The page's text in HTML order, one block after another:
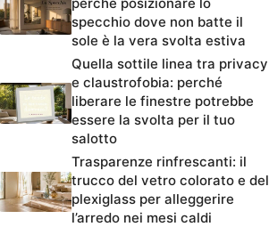
specchio dove non batte il
sole è la vera svolta estiva
Quella sottile linea tra privacy
e claustrofobia: perché
liberare le finestre potrebbe
essere la svolta per il tuo
salotto
Trasparenze rinfrescanti: il
trucco del vetro colorato e del
plexiglass per alleggerire
l’arredo nei mesi caldi